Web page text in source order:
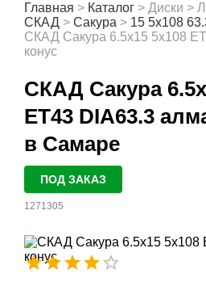
Главная > Каталог > Диски >
СКАД > Сакура > 15 5x108
СКАД Сакура 6.5x15 5x108
конус
СКАД Сакура
ET43 DIA63.3
в Самаре
ПОД ЗАКАЗ
1271305